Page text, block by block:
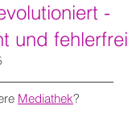
-
und fehlerfrei
Mediathek?